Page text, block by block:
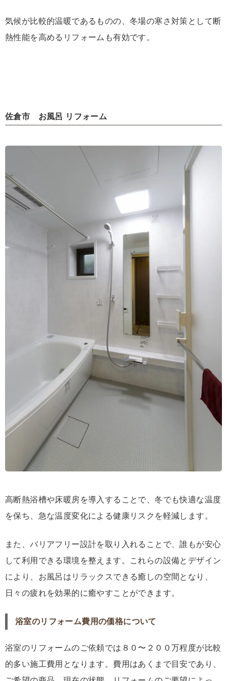
気候が比較的温暖であるものの、冬場の寒さ対策として断
熱性能を高めるリフォームも有効です。
佐倉市 お風呂 リフォーム
高断熱浴槽や床暖房を導入することで、冬でも快適な温度
を保ち、急な温度変化による健康リスクを軽減します。
また、バリアフリー設計を取り入れることで、誰もが安心
して利用できる環境を整えます。これらの設備とデザイン
により、お風呂はリラックスできる癒しの空間となり、
日々の疲れを効果的に癒やすことができます。
浴室のリフォーム費用の価格について
浴室のリフォームのご依頼では８０〜２００万程度が比較
的多い施工費用となります。費用はあくまで目安であり、